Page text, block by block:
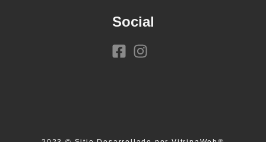
Social